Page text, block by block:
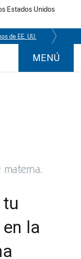
Estados Unidos
de EE. UU.
MENÚ
la